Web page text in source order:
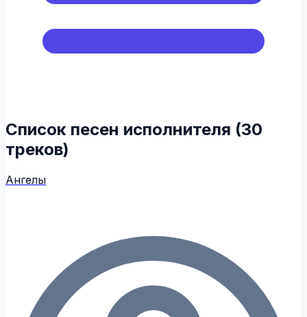
Список песен исполнителя (30
треков)
Ангелы